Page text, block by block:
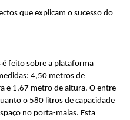
que explicam o sucesso do
é feito sobre a plataforma
4,50 metros de
e 1,67 metro de altura. O entre-
o 580 litros de capacidade
no porta-malas. Esta